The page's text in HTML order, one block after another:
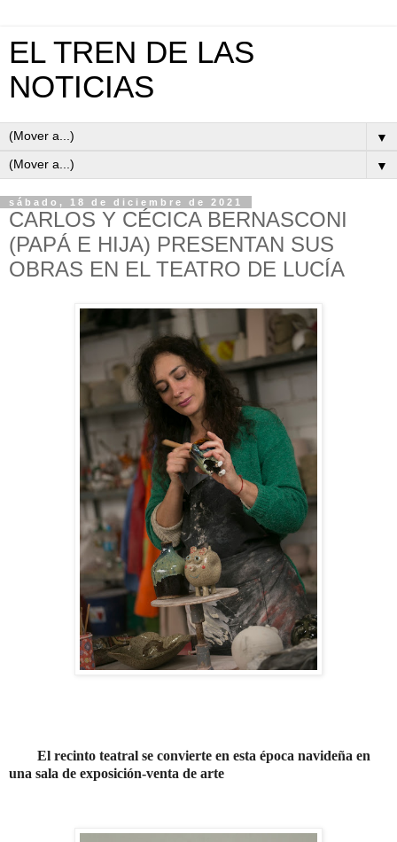
EL TREN DE LAS
NOTICIAS
▼
▼
sábado, 18 de diciembre de 2021
CARLOS Y CÉCICA BERNASCONI
(PAPÁ E HIJA) PRESENTAN SUS
OBRAS EN EL TEATRO DE LUCÍA
El recinto teatral se convierte en esta época navideña en
una sala de exposición-venta de arte